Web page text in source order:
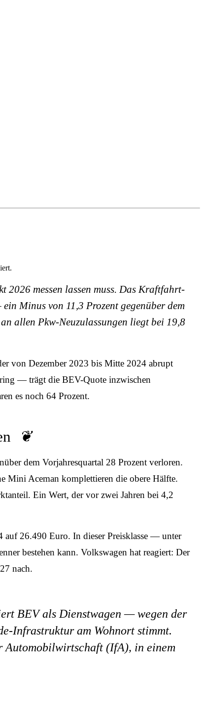
2026 messen lassen muss. Das Kraftfahrt-
Minus von 11,3 Prozent gegenüber dem
allen Pkw-Neuzulassungen liegt bei 19,8
von Dezember 2023 bis Mitte 2024 abrupt
— trägt die BEV-Quote inzwischen
es noch 64 Prozent.
dem Vorjahresquartal 28 Prozent verloren.
Mini Aceman komplettieren die obere Hälfte.
Ein Wert, der vor zwei Jahren bei 4,2
26.490 Euro. In dieser Preisklasse — unter
bestehen kann. Volkswagen hat reagiert: Der
nach.
BEV als Dienstwagen — wegen der
Infrastruktur am Wohnort stimmt.
(IfA), in einem